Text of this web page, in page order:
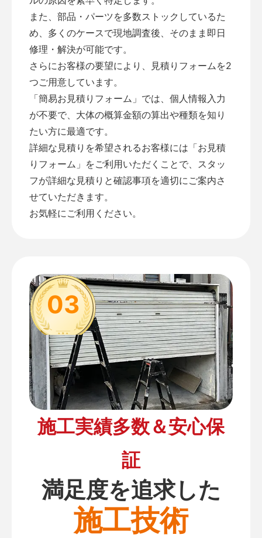
また、部品・パーツを多数ストックしているた
め、多くのケースで現地調査後、そのまま即日
修理・解決が可能です。
さらにお客様の要望により、見積りフォームを2
つご用意しています。
「簡易お見積りフォーム 」では、個人情報入力
が不要で、大体の概算金額の算出や種類を知り
たい方に最適です。
詳細な見積りを希望されるお客様には「お見積
りフォーム 」をご利用いただくことで、スタッ
フが詳細な見積りと確認事項を適切にご案内さ
せていただきます。
お気軽にご利用ください。
03
施工実績多数＆安心保
証
満足度を追求した
施工技術